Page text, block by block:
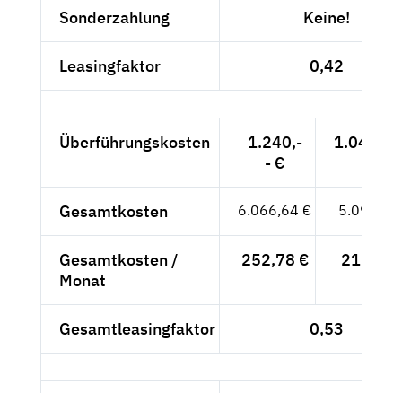
Sonderzahlung Keine!
Leasingfaktor 0,42
Überführungskosten
1.240,-
- €
Gesamtkosten 6.066,64 € 5.098,02
Gesamtkosten /
Monat
252,78 € 212,42
Gesamtleasingfaktor 0,53